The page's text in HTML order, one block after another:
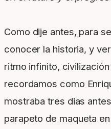
Como dije antes, para
conocer la historia, y
ritmo infinito,
recordamos como
mostraba tres dias
parapeto de maqueta